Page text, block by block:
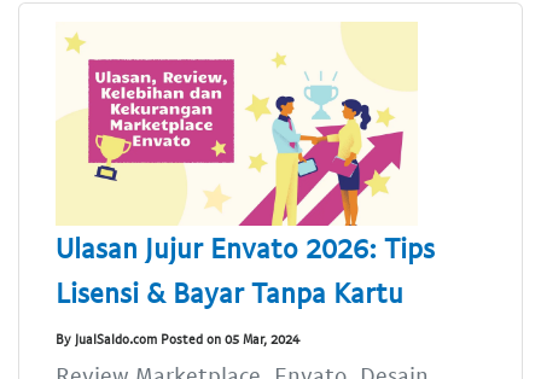
Ulasan Jujur Envato 2026: Tips
Lisensi & Bayar Tanpa Kartu
By JualSaldo.com Posted on 05 Mar, 2024